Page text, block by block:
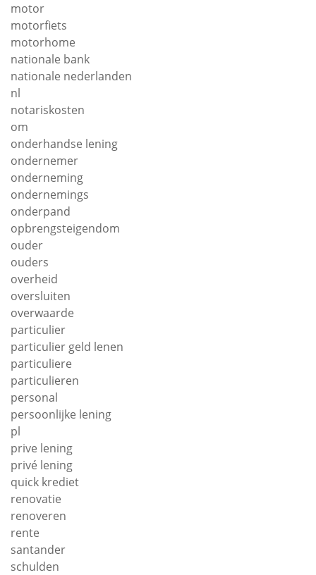
motor
motorfiets
motorhome
nationale bank
nationale nederlanden
nl
notariskosten
om
onderhandse lening
ondernemer
onderneming
ondernemings
onderpand
opbrengsteigendom
ouder
ouders
overheid
oversluiten
overwaarde
particulier
particulier geld lenen
particuliere
particulieren
personal
persoonlijke lening
pl
prive lening
privé lening
quick krediet
renovatie
renoveren
rente
santander
schulden